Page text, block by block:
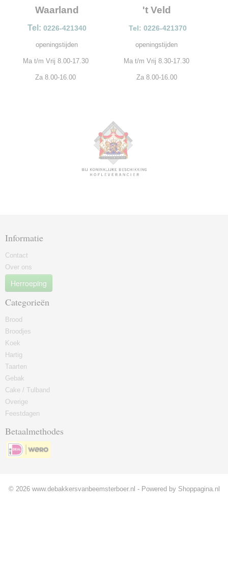
Waarland
Tel: 0226-421340
openingstijden
Ma t/m Vrij 8.00-17.30
Za 8.00-16.00
't Veld
Tel: 0226-421370
openingstijden
Ma t/m Vrij 8.30-17.30
Za 8.00-16.00
Informatie
Contact
Over ons
Herroeping
Categorieën
Brood
Broodjes
Koek
Hartig
Taarten
Gebak
Cake / Tulband
Overige
Feestdagen
Betaalmethodes
© 2026 www.debakkersvanbeemsterboer.nl - Powered by Shoppagina.nl